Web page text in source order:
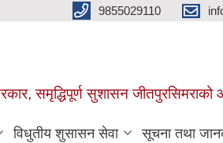
9855029110
समृद्धिपूर्ण सुशासन
विधुतीय शुसासन सेवा सूचना तथा